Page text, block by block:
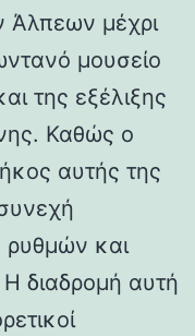
Άλπεων μέχρι
μουσείο
της εξέλιξης
Καθώς ο
αυτής της
ρυθμών και
διαδρομή αυτή